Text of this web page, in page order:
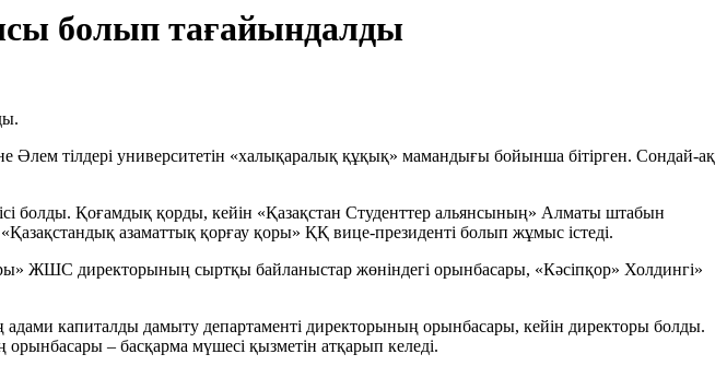
болып тағайындалды
тілдері университетін «халықаралық құқық» мамандығы бойынша бітірген. Сондай-ақ
болды. Қоғамдық қорды, кейін «Қазақстан Студенттер альянсының» Алматы штабын
азаматтық қорғау қоры» ҚҚ вице-президенті болып жұмыс істеді.
ЖШС директорының сыртқы байланыстар жөніндегі орынбасары, «Кәсіпқор» Холдингі»
капиталды дамыту департаменті директорының орынбасары, кейін директоры болды.
– басқарма мүшесі қызметін атқарып келеді.